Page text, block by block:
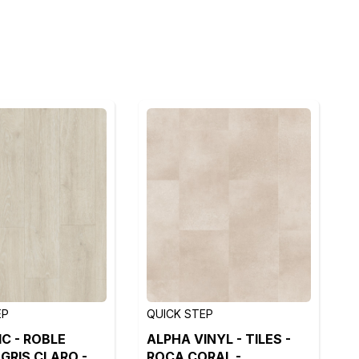
- ROBLE
QUICK STEP
ALPHA VINYL - TILES -